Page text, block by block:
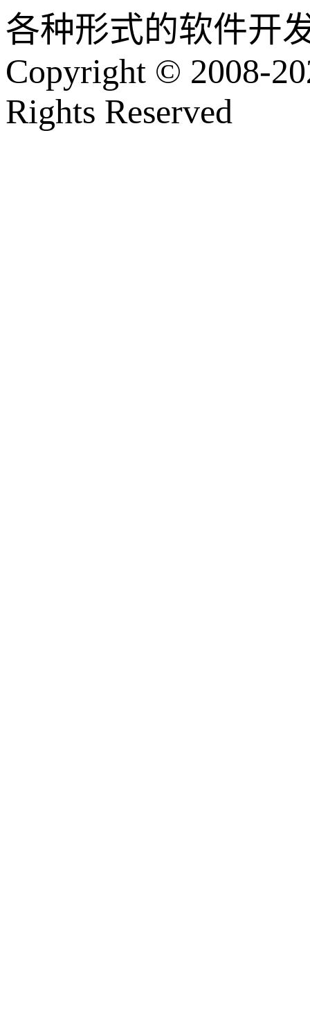
各种形式的软件开
Copyright © 2008-
Rights Reserved